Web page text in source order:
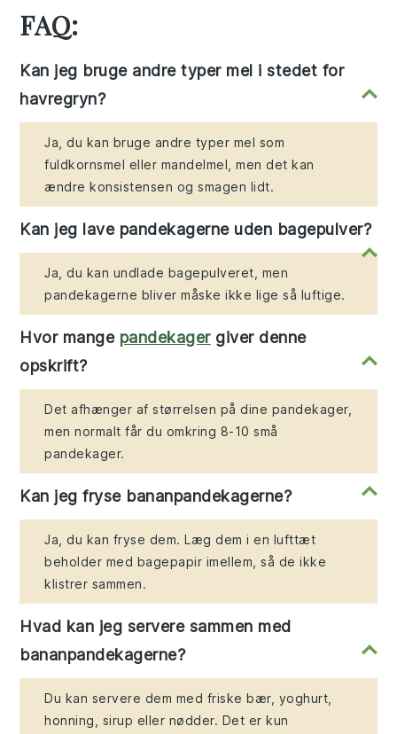
FAQ:
Kan jeg bruge andre typer mel i stedet for
havregryn?
Ja, du kan bruge andre typer mel som
fuldkornsmel eller mandelmel, men det kan
ændre konsistensen og smagen lidt.
Kan jeg lave pandekagerne uden bagepulver?
Ja, du kan undlade bagepulveret, men
pandekagerne bliver måske ikke lige så luftige.
Hvor mange pandekagergiver denne
opskrift?
Det afhænger af størrelsen på dine pandekager,
men normalt får du omkring 8-10 små
pandekager.
Kan jeg fryse bananpandekagerne?
Ja, du kan fryse dem. Læg dem i en lufttæt
beholder med bagepapir imellem, så de ikke
klistrer sammen.
Hvad kan jeg servere sammen med
bananpandekagerne?
Du kan servere dem med friske bær, yoghurt,
honning, sirup eller nødder. Det er kun